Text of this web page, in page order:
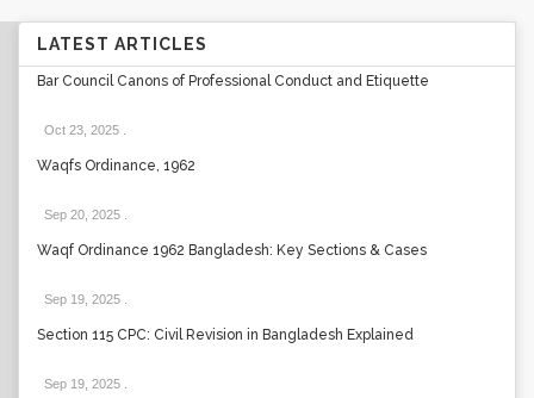
LATEST ARTICLES
Bar Council Canons of Professional Conduct and Etiquette
Oct 23, 2025
Waqfs Ordinance, 1962
Sep 20, 2025
Waqf Ordinance 1962 Bangladesh: Key Sections & Cases
Sep 19, 2025
Section 115 CPC: Civil Revision in Bangladesh Explained
Sep 19, 2025